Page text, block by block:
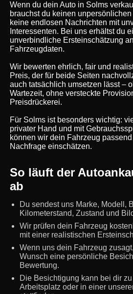
Wenn du dein Auto in Solms
brauchst du keinen
keine endlosen Nachrichten mit
Interessenten. Bei uns erhältst du
unverbindliche Ersteinschätzung
Fahrzeugdaten.
Wir bewerten ehrlich, fair und
Preis, der für beide Seiten
auch tatsächlich umsetzen lässt –
Wartezeit, ohne versteckte
Preisdrückerei.
Für Solms ist besonders wichtig:
privater Hand und mit
können wir dein Fahrzeug
Nachfrage einschätzen.
So läuft der
ab
Du sendest uns Marke, Modell,
Kilometerstand, Zustand und
Wir prüfen dein Fahrzeug
mit einer realistischen
Wenn uns dein Fahrzeug
Wunsch eine persönliche
Bewertung.
Die Besichtigung kann bei dir
Arbeitsplatz oder in einer